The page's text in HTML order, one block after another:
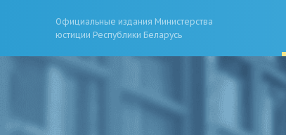
Официальные издания Министерства
юстиции Республики Беларусь